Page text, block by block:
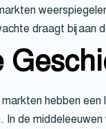
draagt bij aan
hebben een
In de